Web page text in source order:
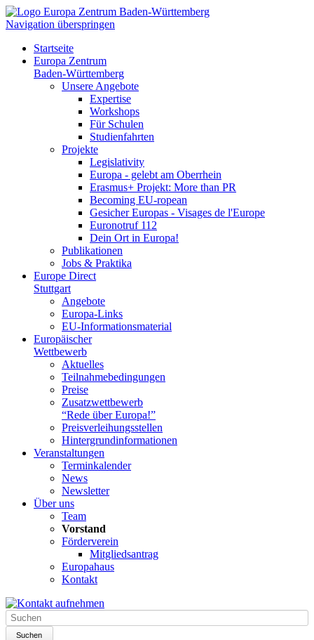
Navigation überspringen
Startseite
Europa Zentrum
Baden-Württemberg
Unsere Angebote
Expertise
Workshops
Für Schulen
Studienfahrten
Projekte
Legislativity
Europa - gelebt am Oberrhein
Erasmus+ Projekt: More than PR
Becoming EU-ropean
Gesicher Europas - Visages de l'Europe
Euronotruf 112
Dein Ort in Europa!
Publikationen
Jobs & Praktika
Europe Direct
Stuttgart
Angebote
Europa-Links
EU-Informationsmaterial
Europäischer
Wettbewerb
Aktuelles
Teilnahme­bedingungen
Preise
Zusatzwettbewerb
“Rede über Europa!”
Preisverleihungsstellen
Hintergrundinformationen
Veranstaltungen
Terminkalender
News
Newsletter
Über uns
Team
Vorstand
Förderverein
Mitgliedsantrag
Europahaus
Kontakt
Suchen